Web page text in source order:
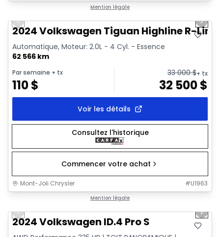
Mention légale
Vidéo disponible
Previous slide Next
2024 Volkswagen Tiguan Highline R-Line
Automatique, Moteur: 2.0L - 4 Cyl. - Essence
62 566 km
Par semaine + tx
110$
33 000$+ tx
32 500$
Voir les détails
Consultez l'historique
Commencer votre achat
Mont-Joli Chrysler #U1963
Mention légale
Previous slide Next
2024 Volkswagen ID.4 Pro S